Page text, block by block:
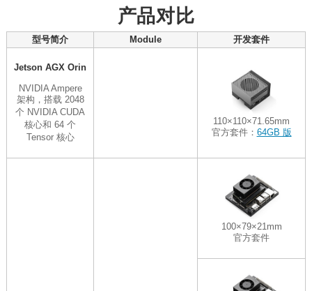
产品对比
型号简介 Module 开发套件
Jetson AGX Orin
NVIDIA Ampere
架构，搭载 2048
个 NVIDIA CUDA
核心和 64 个
Tensor 核心
110×110×71.65mm
官方套件： 64GB 版
100×79×21mm
官方套件